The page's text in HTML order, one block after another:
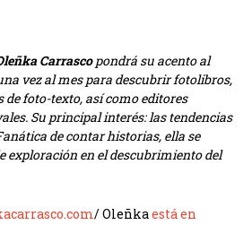
Carrascopondrá su acento al
vez al mes para descubrir fotolibros,
de foto-texto, así como editores
Su principal interés: las tendencias
de contar historias, ella se
exploración en el descubrimiento del
/ Oleñkaestá en